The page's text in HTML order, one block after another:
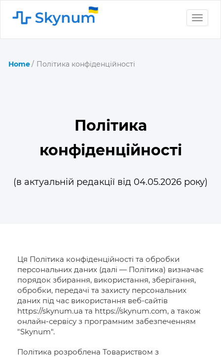
Toggle
Home Політика конфіденційності
Політика
конфіденційності
(в актуальній редакції від 04.05.2026 року)
Ця Політика конфіденційності та обробки
персональних даних (далі — Політика) визначає
порядок збирання, використання, зберігання,
обробки, передачі та захисту персональних
даних під час використання веб-сайтів
https://skynum.ua та https://skynum.com, а також
онлайн-сервісу з програмним забезпеченням
"Skynum".
Політика розроблена Товариством з